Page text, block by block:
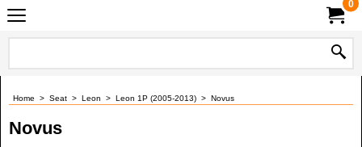
0
Home > Seat > Leon > Leon 1P (2005-2013) > Novus
Novus